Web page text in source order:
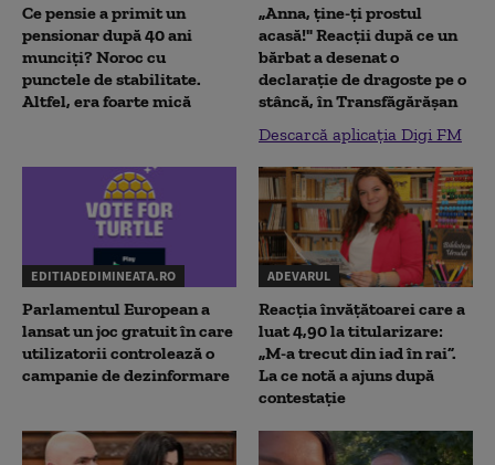
Ce pensie a primit un
pensionar după 40 ani
munciți? Noroc cu
punctele de stabilitate.
Altfel, era foarte mică
„Anna, ţine-ţi prostul
acasă!" Reacţii după ce un
bărbat a desenat o
declaraţie de dragoste pe o
stâncă, în Transfăgărăşan
Descarcă aplicația Digi FM
EDITIADEDIMINEATA.RO
Parlamentul European a
lansat un joc gratuit în care
utilizatorii controlează o
campanie de dezinformare
ADEVARUL
Reacția învățătoarei care a
luat 4,90 la titularizare:
„M-a trecut din iad în rai”.
La ce notă a ajuns după
contestație